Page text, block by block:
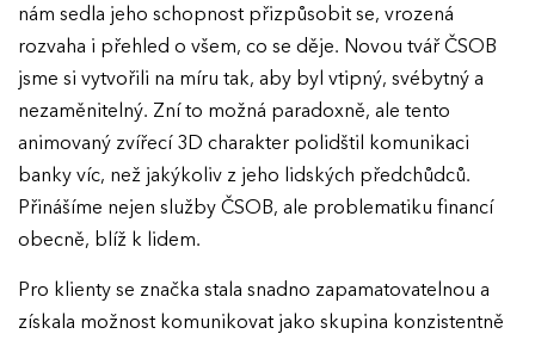
nám sedla jeho schopnost přizpůsobit se, vrozená
rozvaha i přehled o všem, co se děje. Novou tvář ČSOB
jsme si vytvořili na míru tak, aby byl vtipný, svébytný a
nezaměnitelný. Zní to možná paradoxně, ale tento
animovaný zvířecí 3D charakter polidštil komunikaci
banky víc, než jakýkoliv z jeho lidských předchůdců.
Přinášíme nejen služby ČSOB, ale problematiku financí
obecně, blíž k lidem.
Pro klienty se značka stala snadno zapamatovatelnou a
získala možnost komunikovat jako skupina konzistentně